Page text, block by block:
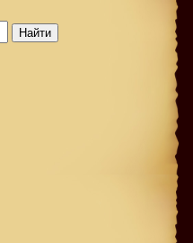
Найти